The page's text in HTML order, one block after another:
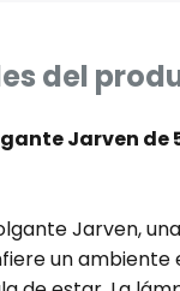
del
Jarven de
Jarven,
un ambiente